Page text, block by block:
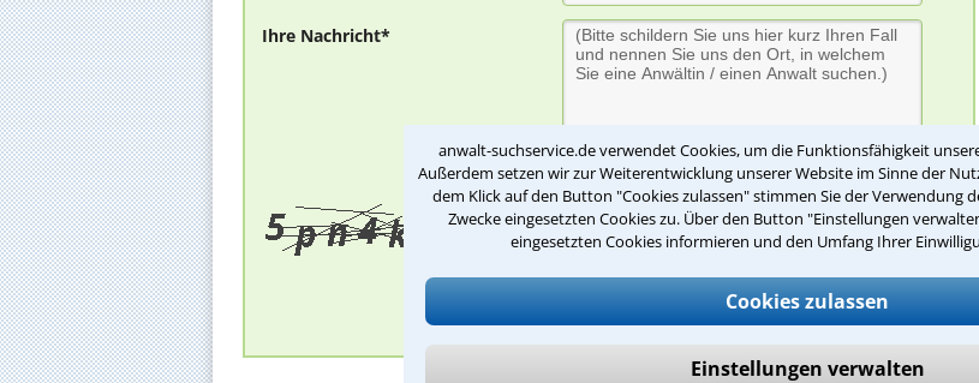
anwalt-suchservice.de verwendet Cookies, um die Funktionsfähigkeit
Außerdem setzen wir zur Weiterentwicklung unserer Website im Sinne der
dem Klick auf den Button "Cookies zulassen" stimmen Sie der Verwendung
Zwecke eingesetzten Cookies zu. Über den Button "Einstellungen
eingesetzten Cookies informieren und den Umfang Ihrer
Cookies zulassen
Einstellungen verwalten
Ihre Nachricht*
Bitte Sicherheitscode eingeben.